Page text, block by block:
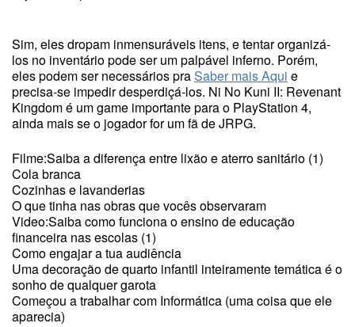
Sim, eles dropam inmensuráveis itens, e tentar organizá-
los no inventário pode ser um palpável inferno. Porém,
eles podem ser necessários praSaber mais Aqui e
precisa-se impedir desperdiçá-los. Ni No Kuni II: Revenant
Kingdom é um game importante para o PlayStation 4,
ainda mais se o jogador for um fã de JRPG.
Filme:Saiba a diferença entre lixão e aterro sanitário (1)
Cola branca
Cozinhas e lavanderias
O que tinha nas obras que vocês observaram
Video:Saiba como funciona o ensino de educação
financeira nas escolas (1)
Como engajar a tua audiência
Uma decoração de quarto infantil inteiramente temática é o
sonho de qualquer garota
Começou a trabalhar com Informática (uma coisa que ele
aparecia)